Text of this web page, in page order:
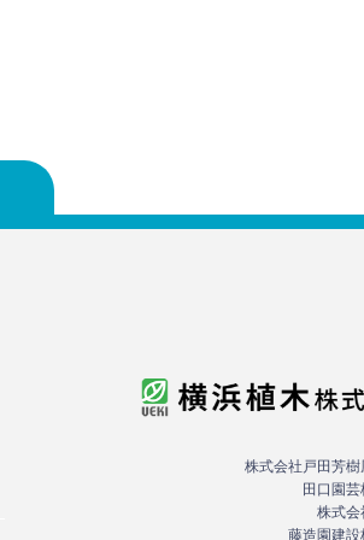
株式会社戸田芳
田口園
株式会
藤造園建設